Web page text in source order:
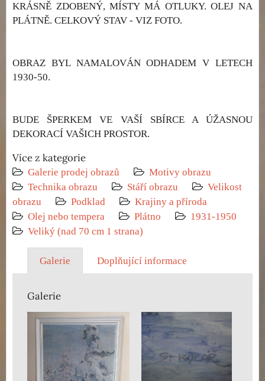
KRÁSNĚ ZDOBENÝ, MÍSTY MÁ OTLUKY. OLEJ NA
PLÁTNĚ. CELKOVÝ STAV - VIZ FOTO.
OBRAZ BYL NAMALOVÁN ODHADEM V LETECH
1930-50.
BUDE ŠPERKEM VE VAŠÍ SBÍRCE A ÚŽASNOU
DEKORACÍ VAŠICH PROSTOR.
Více z kategorie
Galerie prodej obrazů
Motivy obrazu
Technika obrazu
Stáří obrazu
Velikost
obrazu
Podklad
Krajiny a příroda
Olej nebo tempera
Plátno
1931-1950
Veliký (nad 70 cm 1 strana)
Galerie Doplňující informace
Galerie